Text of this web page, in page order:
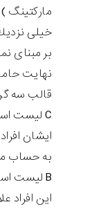
مارکتینگ )
خيلی
نهايت
قالب سه
ايشان
به حساب
اين افراد